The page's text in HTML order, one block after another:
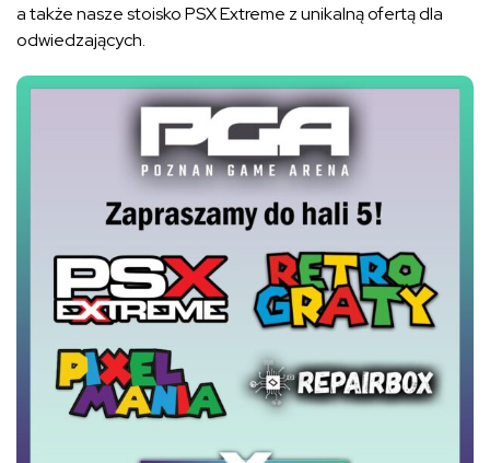
a także nasze stoisko PSX Extreme z unikalną ofertą dla
odwiedzających.